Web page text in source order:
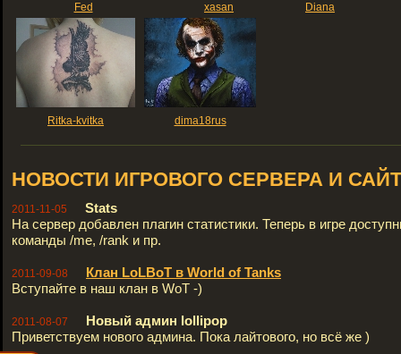
Fed xasan Diana
Ritka-kvitka dima18rus
НОВОСТИ ИГРОВОГО СЕРВЕРА И
2011-11-05
Stats
На сервер добавлен плагин статистики. Теперь в игре
команды /me, /rank и пр.
2011-09-08
Клан LoLBoT в World of Tanks
Вступайте в наш клан в WoT -)
2011-08-07
Новый админ lollipop
Приветствуем нового админа. Пока лайтового, но всё же )